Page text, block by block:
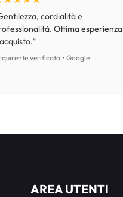
cordialità e
Ottima esperienza
verificato • Google
AREA UTENTI